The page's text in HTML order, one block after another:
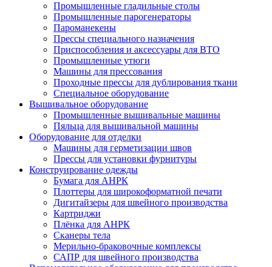
Промышленные гладильные столы
Промышленные парогенераторы
Пароманекены
Прессы специального назначения
Приспособления и аксессуары для ВТО
Промышленные утюги
Машины для прессования
Проходные прессы для дублирования ткани
Специальное оборудование
Вышивальное оборудование
Промышленные вышивальные машины
Пяльца для вышивальной машины
Оборудование для отделки
Машины для герметизации швов
Прессы для установки фурнитуры
Конструирование одежды
Бумага для АНРК
Плоттеры для широкоформатной печати
Дигитайзеры для швейного производства
Картриджи
Плёнка для АНРК
Сканеры тела
Мерильно-браковочные комплексы
САПР для швейного производства